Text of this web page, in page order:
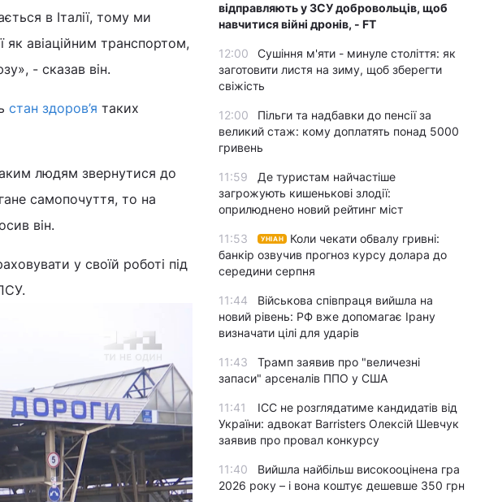
в Італії, тому ми
як авіаційним транспортом,
- сказав він.
стан здоров’я таких
людям звернутися до
самопочуття, то на
він.
у своїй роботі під
відправляють у ЗСУ добровольців, щоб
навчитися війні дронів, - FT
12:00
Сушіння м'яти - минуле століття: як
заготовити листя на зиму, щоб зберегти
свіжість
12:00
Пільги та надбавки до пенсії за
великий стаж: кому доплатять понад 5000
гривень
11:59
Де туристам найчастіше
загрожують кишенькові злодії:
оприлюднено новий рейтинг міст
11:53 УНІАН
Коли чекати обвалу гривні:
банкір озвучив прогноз курсу долара до
середини серпня
11:44
Військова співпраця вийшла на
новий рівень: РФ вже допомагає Ірану
визначати цілі для ударів
11:43
Трамп заявив про "величезні
запаси" арсеналів ППО у США
11:41
ICC не розглядатиме кандидатів від
України: адвокат Barristers Олексій Шевчук
заявив про провал конкурсу
11:40
Вийшла найбільш високооцінена гра
2026 року – і вона коштує дешевше 350 грн